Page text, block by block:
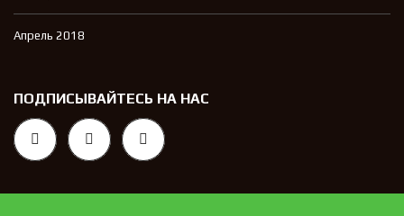
Апрель 2018
ПОДПИСЫВАЙТЕСЬ НА НАС